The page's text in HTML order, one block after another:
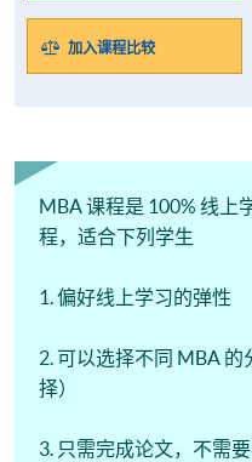
加入课程比较
MBA 课程是 100% 线上
程，适合下列学生
1. 偏好线上学习的弹性
2. 可以选择不同 MBA
择）
3. 只需完成论文，不需